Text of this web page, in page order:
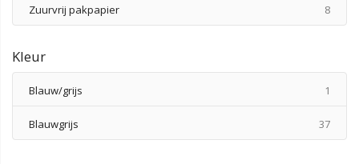
Zuurvrij pakpapier 8
Kleur
Blauw/grijs 1
Blauwgrijs 37